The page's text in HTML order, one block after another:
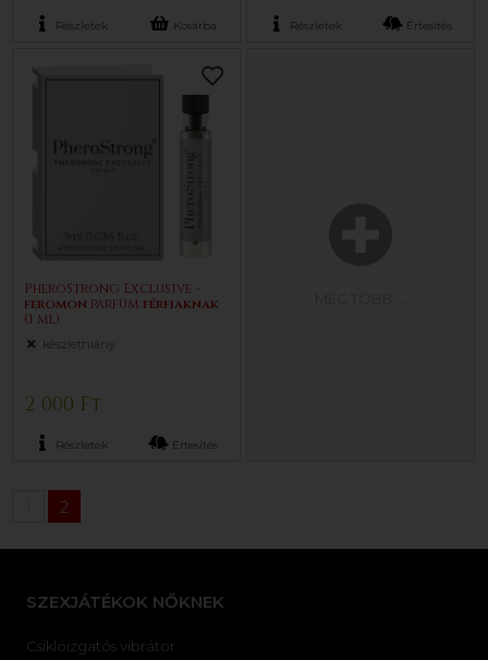
Részletek Kosárba Részletek Értesítés
PheroStrong Exclusive -
feromon parfüm férfiaknak
(1 ml)
készlethiány
2 000 Ft
Részletek Értesítés
2
SZEXJÁTÉKOK NŐKNEK
Csiklóizgatós vibrátor